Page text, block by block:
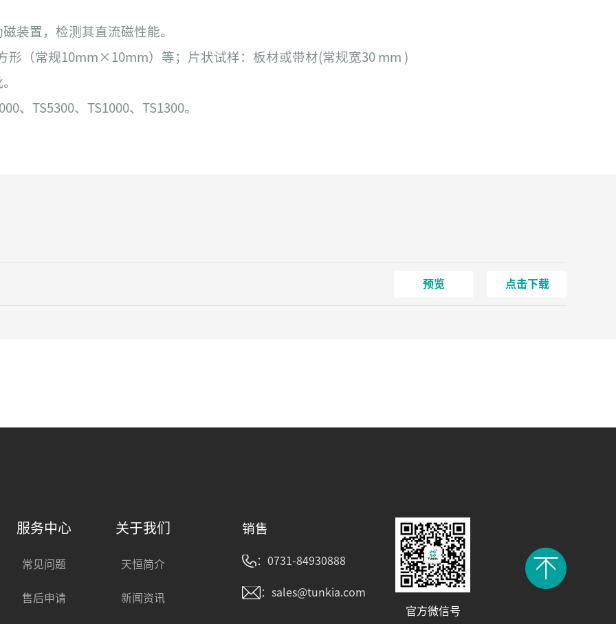
装置，检测其直流磁性能。
形（常规10mm×10mm）等；片状试样：板材或带材(常规宽30 mm )
、TS5300、TS1000、TS1300。
预览 点击下载
服务中心
常见问题
售后申请
关于我们
天恒简介
新闻资讯
销售
：0731-84930888
：sales@tunkia.com
官方微信号